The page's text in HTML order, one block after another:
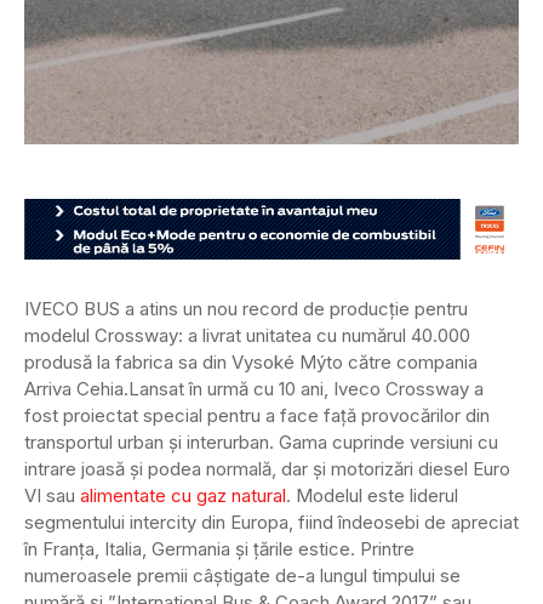
IVECO BUS a atins un nou record de producție pentru
modelul Crossway: a livrat unitatea cu numărul 40.000
produsă la fabrica sa din Vysoké Mýto către compania
Arriva Cehia.Lansat în urmă cu 10 ani, Iveco Crossway a
fost proiectat special pentru a face față provocărilor din
transportul urban și interurban. Gama cuprinde versiuni cu
intrare joasă și podea normală, dar și motorizări diesel Euro
VI sau alimentate cu gaz natural. Modelul este liderul
segmentului intercity din Europa, fiind îndeosebi de apreciat
în Franța, Italia, Germania și țările estice. Printre
numeroasele premii câștigate de-a lungul timpului se